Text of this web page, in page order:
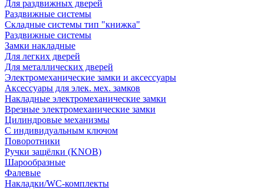
Для раздвижных дверей
Раздвижные системы
Складные системы тип "книжка"
Раздвижные системы
Замки накладные
Для легких дверей
Для металлических дверей
Электромеханические замки и аксессуары
Аксессуары для элек. мех. замков
Накладные электромеханические замки
Врезные электромеханические замки
Цилиндровые механизмы
С индивидуальным ключом
Поворотники
Ручки защёлки (KNOB)
Шарообразные
Фалевые
Накладки/WC-комплекты